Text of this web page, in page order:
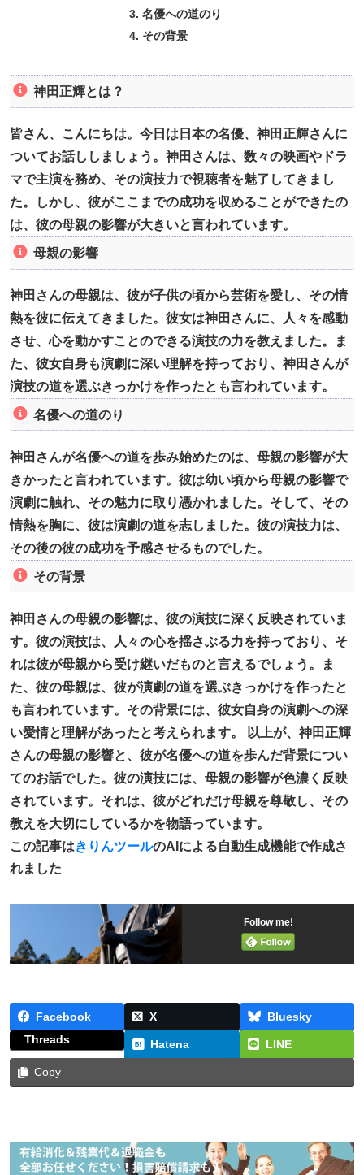
名優への道のり
その背景
神田正輝とは？
皆さん、こんにちは。今日は日本の名優、神田正輝さんに
ついてお話ししましょう。神田さんは、数々の映画やドラ
マで主演を務め、その演技力で視聴者を魅了してきまし
た。しかし、彼がここまでの成功を収めることができたの
は、彼の母親の影響が大きいと言われています。
母親の影響
神田さんの母親は、彼が子供の頃から芸術を愛し、その情
熱を彼に伝えてきました。彼女は神田さんに、人々を感動
させ、心を動かすことのできる演技の力を教えました。ま
た、彼女自身も演劇に深い理解を持っており、神田さんが
演技の道を選ぶきっかけを作ったとも言われています。
名優への道のり
神田さんが名優への道を歩み始めたのは、母親の影響が大
きかったと言われています。彼は幼い頃から母親の影響で
演劇に触れ、その魅力に取り憑かれました。そして、その
情熱を胸に、彼は演劇の道を志しました。彼の演技力は、
その後の彼の成功を予感させるものでした。
その背景
神田さんの母親の影響は、彼の演技に深く反映されていま
す。彼の演技は、人々の心を揺さぶる力を持っており、そ
れは彼が母親から受け継いだものと言えるでしょう。ま
た、彼の母親は、彼が演劇の道を選ぶきっかけを作ったと
も言われています。その背景には、彼女自身の演劇への深
い愛情と理解があったと考えられます。 以上が、神田正輝
さんの母親の影響と、彼が名優への道を歩んだ背景につい
てのお話でした。彼の演技には、母親の影響が色濃く反映
されています。それは、彼がどれだけ母親を尊敬し、その
教えを大切にしているかを物語っています。
この記事はきりんツールのAIによる自動生成機能で作成さ
れました
Follow me!
Facebook X
Bluesky
Threads
Hatena LINE
Copy